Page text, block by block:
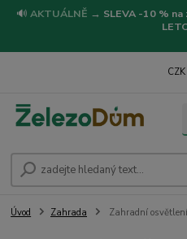
🔊 AKTUÁLNĚ → SLEVA -10 %
Úvod Zahrada Zahradní osvětlení